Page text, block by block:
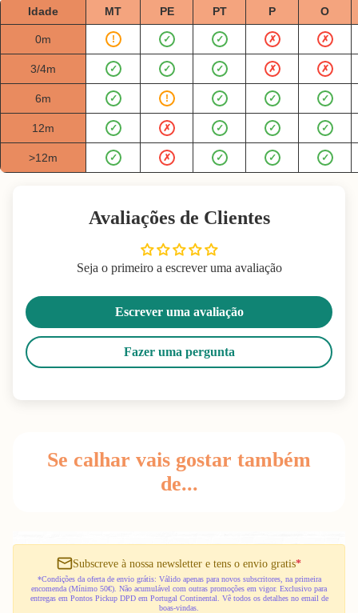
Idade MT PE PT P O
0m ! ✓ ✓ ✗ ✗
3/4m ✓ ✓ ✓ ✗ ✗
6m ✓ ! ✓ ✓ ✓
12m ✓ ✗ ✓ ✓ ✓
>12m ✓ ✗ ✓ ✓ ✓
Avaliações de Clientes
Seja o primeiro a escrever uma avaliação
Escrever uma avaliação
Fazer uma pergunta
Se calhar vais gostar também
de...
Subscreve à nossa newsletter e tens o envio gratis*
*Condições da oferta de envio grátis: Válido apenas para novos subscritores, na primeira
encomenda (Mínimo 50€). Não acumulável com outras promoções em vigor. Exclusivo para
entregas em Pontos Pickup DPD em Portugal Continental. Vê todos os detalhes no email de
boas-vindas.